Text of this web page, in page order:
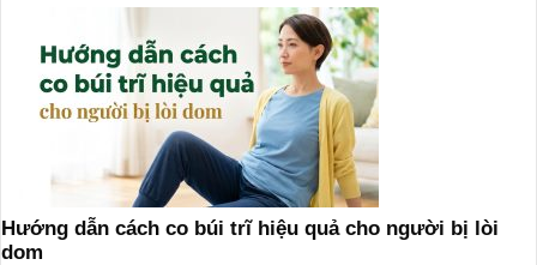
Hướng dẫn cách co búi trĩ hiệu quả cho người bị lòi
dom